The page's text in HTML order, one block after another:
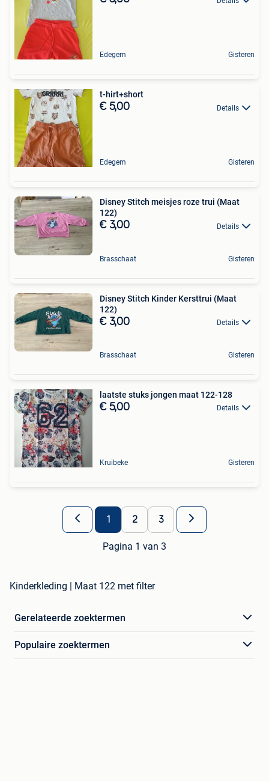
Edegem Gisteren
t-hirt+short
€ 5,00 Details
Edegem Gisteren
Disney Stitch meisjes roze trui (Maat
122)
€ 3,00 Details
Brasschaat Gisteren
Disney Stitch Kinder Kersttrui (Maat
122)
€ 3,00 Details
Brasschaat Gisteren
laatste stuks jongen maat 122-128
€ 5,00 Details
Kruibeke Gisteren
1 2 3
Pagina 1 van 3
Kinderkleding | Maat 122 met filter
Gerelateerde zoektermen
Populaire zoektermen